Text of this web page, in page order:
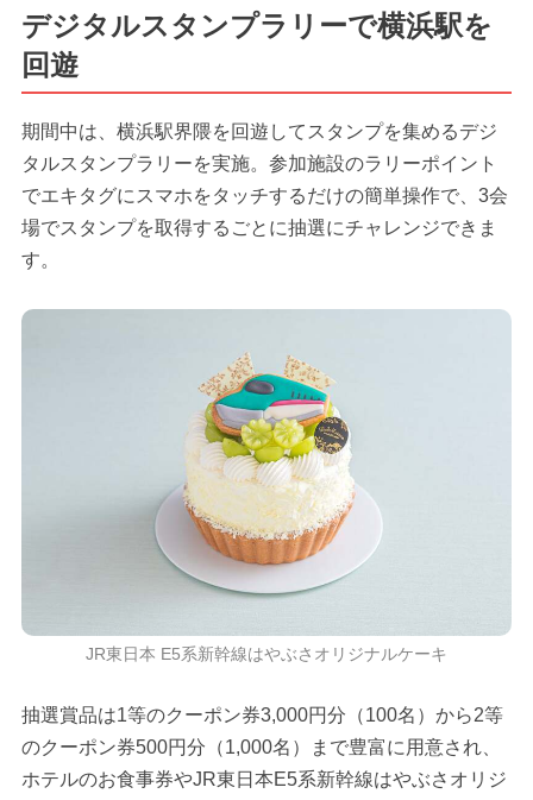
デジタルスタンプラリーで横浜駅を
回遊
期間中は、横浜駅界隈を回遊してスタンプを集めるデジ
タルスタンプラリーを実施。参加施設のラリーポイント
でエキタグにスマホをタッチするだけの簡単操作で、3会
場でスタンプを取得するごとに抽選にチャレンジできま
す。
JR東日本 E5系新幹線はやぶさオリジナルケーキ
抽選賞品は1等のクーポン券3,000円分（100名）から2等
のクーポン券500円分（1,000名）まで豊富に用意され、
ホテルのお食事券やJR東日本E5系新幹線はやぶさオリジ